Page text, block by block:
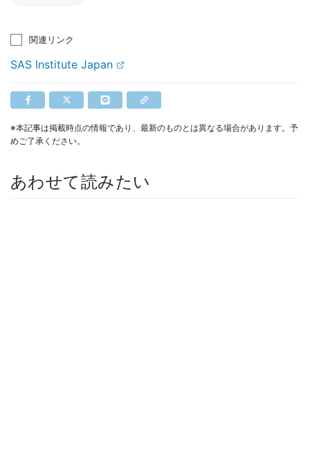
関連リンク
SAS Institute Japan
※本記事は掲載時点の情報であり、最新のものとは異なる場合があります。予
めご了承ください。
あわせて読みたい